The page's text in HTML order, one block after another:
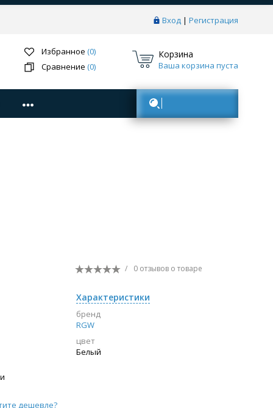
Вход | Регистрация
Избранное (0)
Сравнение (0)
Корзина
Ваша корзина пуста
/ 0 отзывов о товаре
Характеристики
бренд
RGW
цвет
Белый
дешевле?